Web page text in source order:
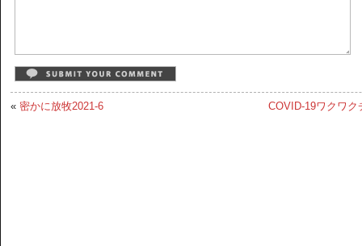
« 密かに放牧2021-6 COVID-19ワクワ